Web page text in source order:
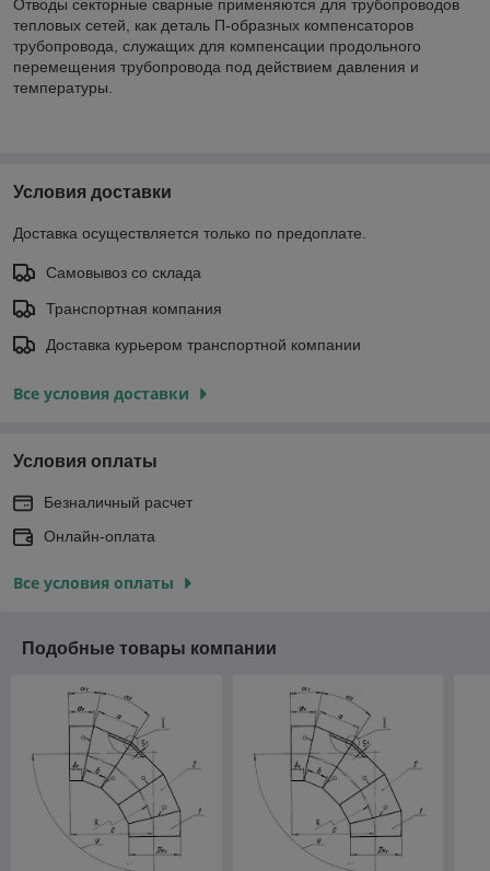
Отводы секторные сварные применяются для трубопроводов
тепловых сетей, как деталь П-образных компенсаторов
трубопровода, служащих для компенсации продольного
перемещения трубопровода под действием давления и
температуры.
Условия доставки
Доставка осуществляется только по предоплате.
Самовывоз со склада
Транспортная компания
Доставка курьером транспортной компании
Все условия доставки
Условия оплаты
Безналичный расчет
Онлайн-оплата
Все условия оплаты
Подобные товары компании